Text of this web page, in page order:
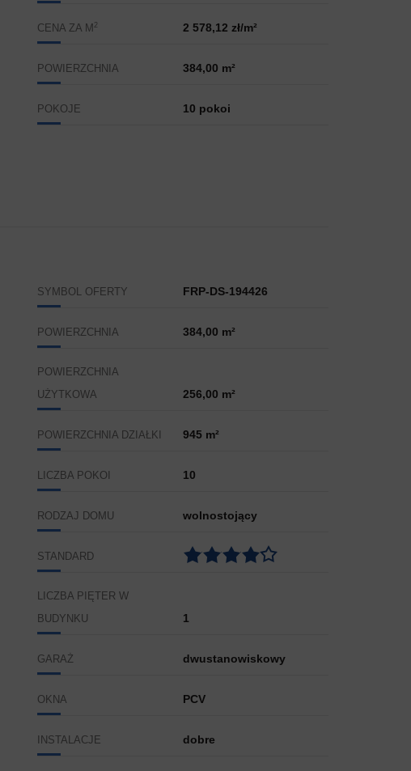
CENA ZA M 2 2 578,12 zł/m²
POWIERZCHNIA 384,00 m²
POKOJE 10 pokoi
SYMBOL OFERTY FRP-DS-194426
POWIERZCHNIA 384,00 m²
POWIERZCHNIA
UŻYTKOWA
256,00 m²
POWIERZCHNIA DZIAŁKI 945 m²
LICZBA POKOI 10
RODZAJ DOMU wolnostojący
STANDARD
LICZBA PIĘTER W
BUDYNKU
1
GARAŻ dwustanowiskowy
OKNA PCV
INSTALACJE dobre